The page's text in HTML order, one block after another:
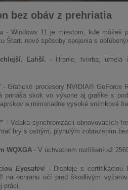
bez obáv z prehriatia
- Windows 11 je miestom, kde môžeš
Štart, nové spôsoby spojenia s
Ľahší. - Hranie, tvorba, umelá
- Grafické procesory NVIDIA® GeForce
prináša skok vo výkone aj grafike s
a mimoriadne vysoké snímkové
- Vďaka synchronizácii obnovovacích
hry s ostrým, plynulým zobrazením
WQXGA- V úchvatnom rozlíšení až
Eyesafe® - Displeje s certifikáciou
na ochranu očí pred škodlivým
práci.